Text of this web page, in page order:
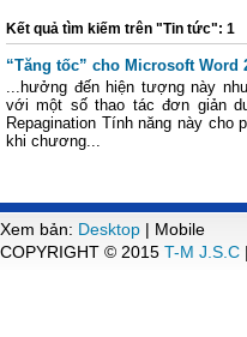
Kết quả tìm kiếm trên "Tin tức": 1
“Tăng tốc” cho Microsoft Word
...hưởng đến hiện tượng này
với một số thao tác đơn giản
Repagination Tính năng này cho
khi chương...
Xem bản: Desktop | Mobile
COPYRIGHT © 2015 T-M J.S.C |